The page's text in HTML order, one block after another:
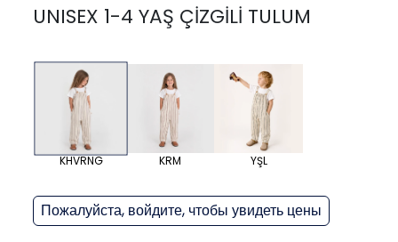
UNISEX 1-4 YAŞ ÇİZGİLİ TULUM
KHVRNG KRM YŞL
Пожалуйста, войдите, чтобы увидеть цены